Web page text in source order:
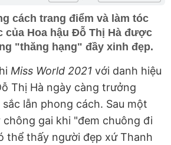
cách trang điểm và làm tóc
của Hoa hậu Đỗ Thị Hà được
"thăng hạng" đầy xinh đẹp.
Miss World 2021 với danh hiệu
Thị Hà ngày càng trưởng
lẫn phong cách. Sau một
gai khi "đem chuông đi
thể thấy người đẹp xứ Thanh